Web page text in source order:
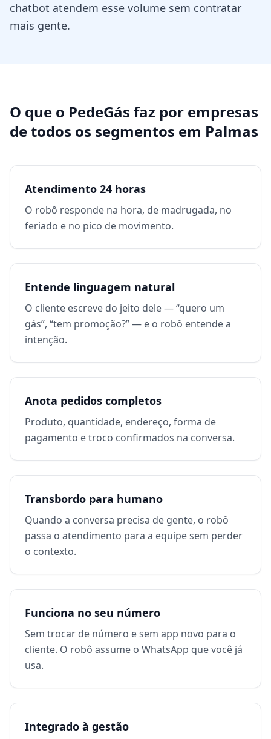
chatbot atendem esse volume sem contratar
mais gente.
O que o PedeGás faz por empresas
de todos os segmentos em Palmas
Atendimento 24 horas
O robô responde na hora, de madrugada, no
feriado e no pico de movimento.
Entende linguagem natural
O cliente escreve do jeito dele — “quero um
gás”, “tem promoção?” — e o robô entende a
intenção.
Anota pedidos completos
Produto, quantidade, endereço, forma de
pagamento e troco confirmados na conversa.
Transbordo para humano
Quando a conversa precisa de gente, o robô
passa o atendimento para a equipe sem perder
o contexto.
Funciona no seu número
Sem trocar de número e sem app novo para o
cliente. O robô assume o WhatsApp que você já
usa.
Integrado à gestão